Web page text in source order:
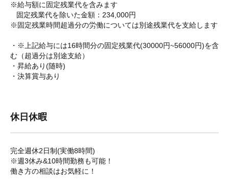
※給与額に固定残業代を含みます
固定残業代を除いた金額：234,000円
※固定残業時間超過分の労働については別途残業代を支給します
・※上記給与には16時間分の固定残業代(30000円~56000円)を含
む（超過分は別途支給）
・昇給あり(随時)
・決算賞与あり
休日休暇
完全週休2日制(実働8時間)
※週3休み&10時間勤務も可能！
働き方の相談はお気軽に！